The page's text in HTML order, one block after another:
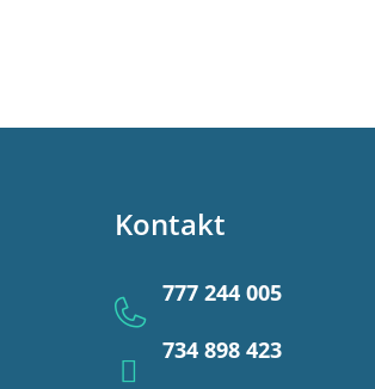
Kontakt
777 244 005
734 898 423